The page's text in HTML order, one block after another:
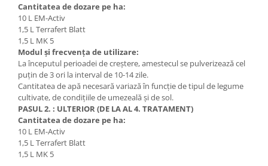
Cantitatea de dozare pe ha:
10 L EM-Activ
1,5 L Terrafert Blatt
1,5 L MK 5
Modul și frecvența de utilizare:
La începutul perioadei de creștere, amestecul se pulverizează cel
puțin de 3 ori la interval de 10-14 zile.
Cantitatea de apă necesară variază în funcție de tipul de legume
cultivate, de condițiile de umezeală și de sol.
PASUL 2. : ULTERIOR (DE LA AL 4. TRATAMENT)
Cantitatea de dozare pe ha:
10 L EM-Activ
1,5 L Terrafert Blatt
1,5 L MK 5